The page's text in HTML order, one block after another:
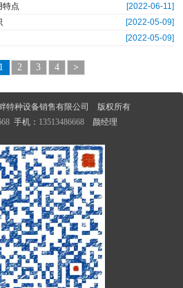
[2022-06-11]
特点
[2022-05-09]
[2022-05-09]
1 2 3 4 >
特种设备销售有限公司 版权所有
手机： 13513486668颜经理